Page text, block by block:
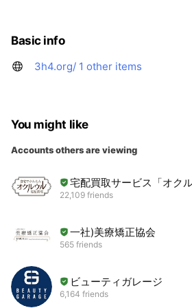
Basic info
3h4.org/ 1 other items
You might like
Accounts others are viewing
宅配買取サービス「オクル
22,109 friends
一社)美療矯正協会
565 friends
ビューティガレージ
6,164 friends